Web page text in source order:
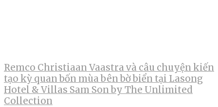
Remco Christiaan Vaastra và câu chuyện kiến
tạo kỳ quan bốn mùa bên bờ biển tại Lasong
Hotel & Villas Sam Son by The Unlimited
Collection